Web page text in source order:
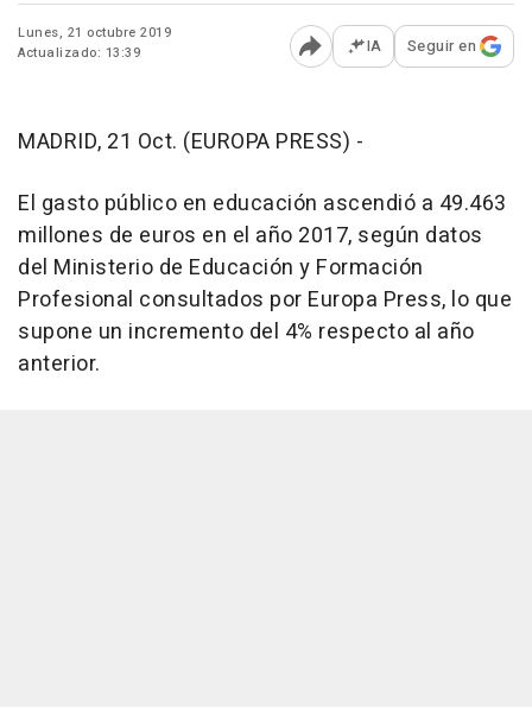
Lunes, 21 octubre 2019
Actualizado: 13:39
Abrir opciones para
IA Seguir en
MADRID, 21 Oct. (EUROPA PRESS) -
El gasto público en educación ascendió a 49.463
millones de euros en el año 2017, según datos
del Ministerio de Educación y Formación
Profesional consultados por Europa Press, lo que
supone un incremento del 4% respecto al año
anterior.